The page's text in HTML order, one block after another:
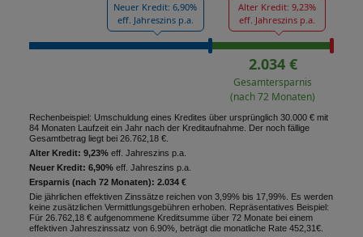
Neuer Kredit: 6,90%
eff. Jahreszins p.a.
Alter Kredit: 9,23%
eff. Jahreszins p.a.
2.034 €
Gesamtersparnis
(nach 72 Monaten)
Rechenbeispiel: Umschuldung eines Kredites über ursprünglich 30.000 € mit
84 Monaten Laufzeit ein Jahr nach der Kreditaufnahme. Der noch fällige
Gesamtbetrag liegt bei 26.762,18 €.
Alter Kredit: 9,23% eff. Jahreszins p.a.
Neuer Kredit: 6,90% eff. Jahreszins p.a.
Ersparnis (nach 72 Monaten): 2.034 €
Die jährlichen effektiven Zinssätze reichen von 3,99% bis 17,99%. Es werden
keine zusätzlichen Vermittlungsgebühren erhoben. Repräsentatives Beispiel:
Für 26.762,18 € aufgenommene Kreditsumme über 72 Monate bei einem
effektiven Jahreszinssatz von 6.90%, beträgt die monatliche Rate 452,31€.